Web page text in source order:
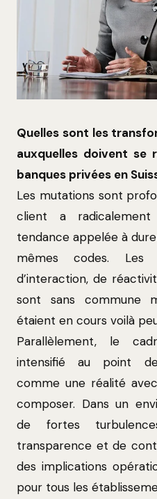
Quelles sont les
auxquelles doivent se
banques privées en
Les mutations sont
client a
tendance appelée à
mêmes codes.
d’interaction, de
sont sans commune
étaient en cours voilà
Parallèlement, le
intensifié au point de
comme une réalité
composer. Dans un
de fortes
transparence et de
des implications
pour tous les